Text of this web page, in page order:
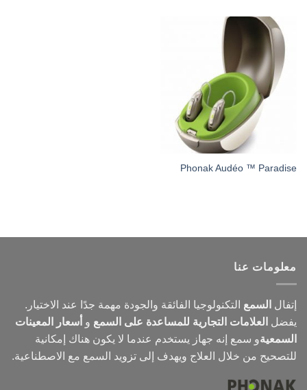
Phonak Audéo ™ Paradise
معلومات عنا
إتفال السمع التكنولوجيا الفائقة والجودة مهمة جدًا عند الاختيار.
يفضل العلامات التجارية للمساعدة على السمع و أسعار المعينات
السمعيةو سمع إنه جهاز يستخدم عندما لا يكون هناك إمكانية
للتصحيح من خلال العلاج ويهدف إلى تزويد السمع مع الاصطناعية.